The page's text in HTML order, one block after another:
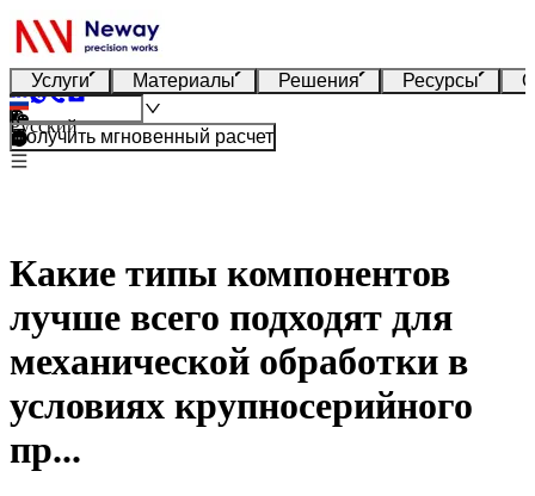
Услуги Материалы Решения Ресурсы
Русский
Получить мгновенный расчет
Какие типы компонентов
лучше всего подходят для
механической обработки в
условиях крупносерийного
пр...